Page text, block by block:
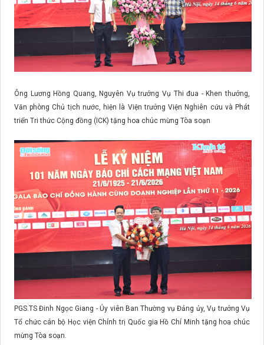
Ông Lương Hồng Quang, Nguyên Vụ trưởng Vụ Thi đua - Khen thưởng,
Văn phòng Chủ tịch nước, hiện là Viện trưởng Viện Nghiên cứu và Phát
triển Tri thức Cộng đồng (ICK) tặng hoa chúc mừng Tòa soạn
PGS.TS Đinh Ngọc Giang - Ủy viên Ban Thường vụ Đảng ủy, Vụ trưởng Vụ
Tổ chức cán bộ Học viện Chính trị Quốc gia Hồ Chí Minh tặng hoa chúc
mừng Tòa soạn.